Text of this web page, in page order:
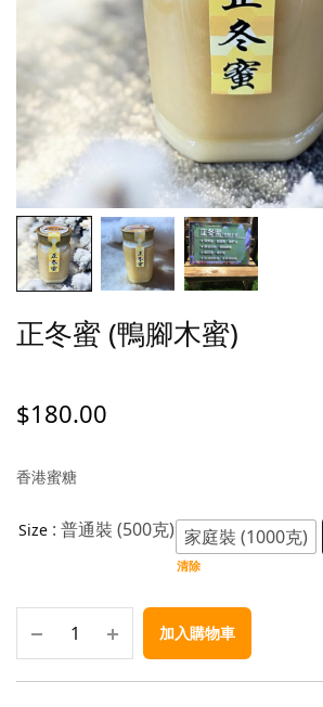
正冬蜜 (鴨腳木蜜)
$180.00
香港蜜糖
Size : 普通裝 (500克) 家庭裝 (1000克)
清除
加入購物車